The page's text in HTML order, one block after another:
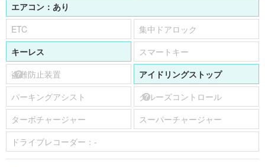
エアコン： あり
ETC
集中ドアロック
キーレス
スマートキー
盗難防止装置
アイドリングストップ
パーキングアシスト
クルーズコントロール
ターボチャージャー
スーパーチャージャー
ドライブレコーダー： -